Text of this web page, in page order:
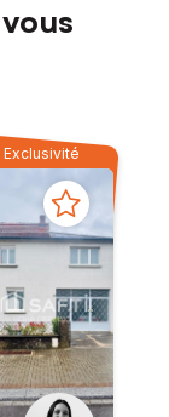
Exclusivité